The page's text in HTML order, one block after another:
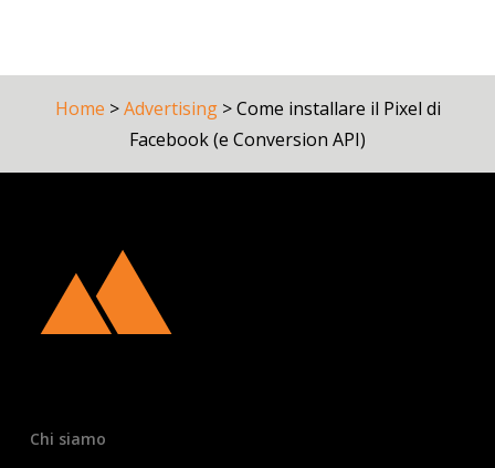
Home >Advertising>Come installare il Pixel di
Facebook (e Conversion API)
Chi siamo